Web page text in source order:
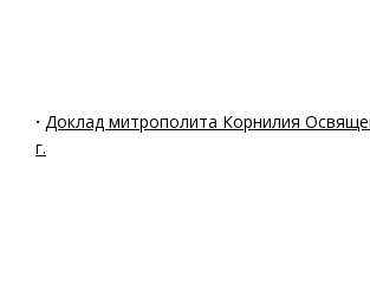
· Доклад митрополита Корнилия
г.